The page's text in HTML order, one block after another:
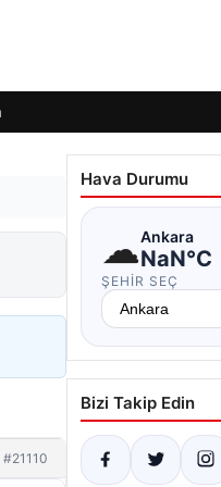
#21110
Hava Durumu
☁Ankara
NaN°C
ŞEHIR SEÇ
Bizi Takip Edin